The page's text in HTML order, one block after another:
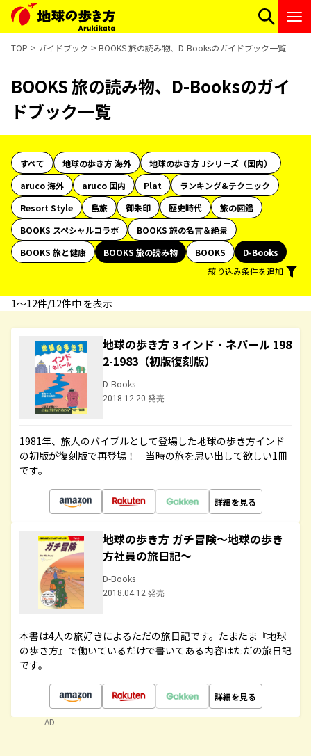
TOP ガイドブック BOOKS 旅の読み物、D-Booksのガイドブック一覧
BOOKS 旅の読み物、D-Booksのガイ
ドブック一覧
すべて 地球の歩き方 海外
地球の歩き方 Jシリーズ（国内）
aruco 海外
aruco 国内 Plat
ランキング&テクニック
Resort Style
島旅 御朱印 歴史時代
旅の図鑑
BOOKS スペシャルコラボ
BOOKS 旅の名言＆絶景
BOOKS 旅と健康
BOOKS 旅の読み物 BOOKS
D-Books
絞り込み条件を追加
1〜12件/12件中 を表示
地球の歩き方 3 インド・ネパール 198
2-1983（初版復刻版）
D-Books
2018.12.20 発売
1981年、旅人のバイブルとして登場した地球の歩き方インド
の初版が復刻版で再登場！ 当時の旅を思い出して欲しい1冊
です。
詳細を見る
地球の歩き方 ガチ冒険～地球の歩き
方社員の旅日記～
D-Books
2018.04.12 発売
本書は4人の旅好きによるただの旅日記です。たまたま『地球
の歩き方』で働いているだけで書いてある内容はただの旅日記
です。
詳細を見る
AD